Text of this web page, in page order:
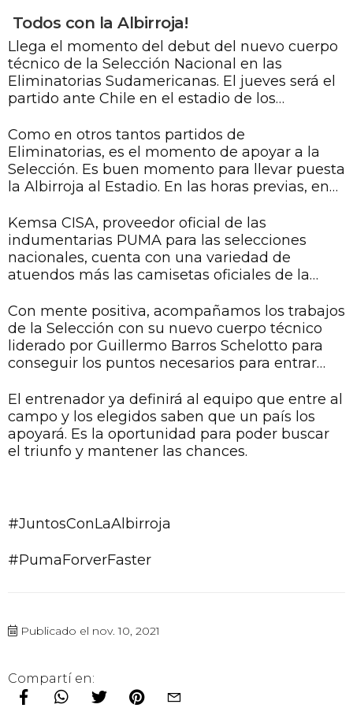
Todos con la Albirroja!
Llega el momento del debut del nuevo cuerpo
técnico de la Selección Nacional en las
Eliminatorias Sudamericanas. El jueves será el
partido ante Chile en el estadio de los
jugadores deben sentir el aliento del público
en la previa y durante el compromiso.
Como en otros tantos partidos de
Eliminatorias, es el momento de apoyar a la
Selección. Es buen momento para llevar puesta
la Albirroja al Estadio. En las horas previas, en
alentar a la Selección, se debe hacer el
esfuerzo y apoyar lo nacional.
Kemsa CISA, proveedor oficial de las
indumentarias PUMA para las selecciones
nacionales, cuenta con una variedad de
atuendos más las camisetas oficiales de la
Puma Store, SportHouse y distribuidores
autorizados. Además, para comodidad de los
aficionados y seguidores de la Albirró, a través
de las compras on-line se pueden hacer los
asistir al Defensores munidos de la casaca
oficial, como se debe.
Con mente positiva, acompañamos los trabajos
de la Selección con su nuevo cuerpo técnico
liderado por Guillermo Barros Schelotto para
conseguir los puntos necesarios para entrar
Qatar 2022.
El entrenador ya definirá al equipo que entre al
campo y los elegidos saben que un país los
apoyará. Es la oportunidad para poder buscar
el triunfo y mantener las chances.
#JuntosConLaAlbirroja
#PumaForverFaster
Publicado el nov. 10, 2021
Compartí en: